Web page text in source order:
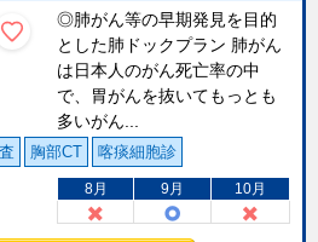
◎肺がん等の早期発見を目的
とした肺ドックプラン 肺がん
は日本人のがん死亡率の中
で、胃がんを抜いてもっとも
多いがん...
胸部CT 喀痰細胞診
8月 9月 10月